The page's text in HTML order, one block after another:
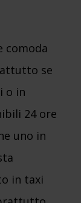
comoda
se
o in
24 ore
uno in
in taxi